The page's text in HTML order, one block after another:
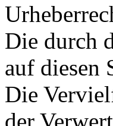
Die durch
auf diesen
Die
der